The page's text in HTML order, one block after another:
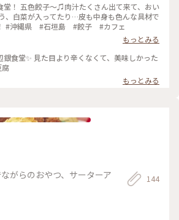
堂！ 五色餃子〜♫肉汁たくさん出て来て、おい
、白菜が入ってたり…皮も中身も色んな具材で
#沖縄県 #石垣島 #餃子 #カフェ
もっとみる
銀食堂✨ 見た目より辛くなくて、美味しかった
腐
もっとみる
がらのおやつ、サーターア
144